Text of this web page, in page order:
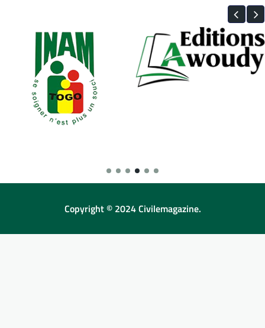
Copyright © 2024 Civilemagazine.